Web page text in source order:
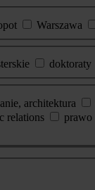
Warszawa
doktoraty
architektura
relations prawo